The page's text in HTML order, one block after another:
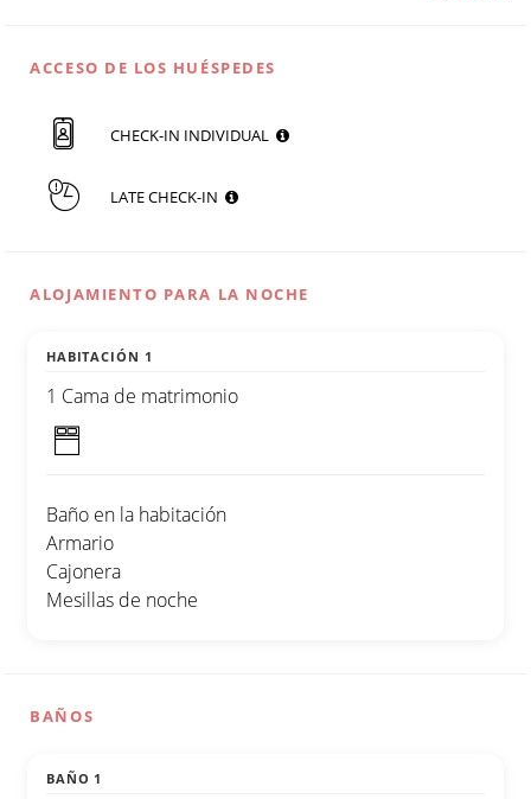
ACCESO DE LOS HUÉSPEDES
CHECK-IN INDIVIDUAL
LATE CHECK-IN
ALOJAMIENTO PARA LA NOCHE
HABITACIÓN 1
1 Cama de matrimonio
Baño en la habitación
Armario
Cajonera
Mesillas de noche
BAÑOS
BAÑO 1